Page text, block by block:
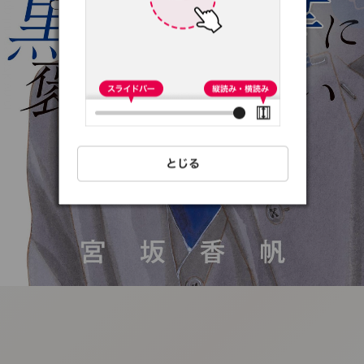
:692.15.691.42:t-
vnqp.lunrzsdszk.vn.oi